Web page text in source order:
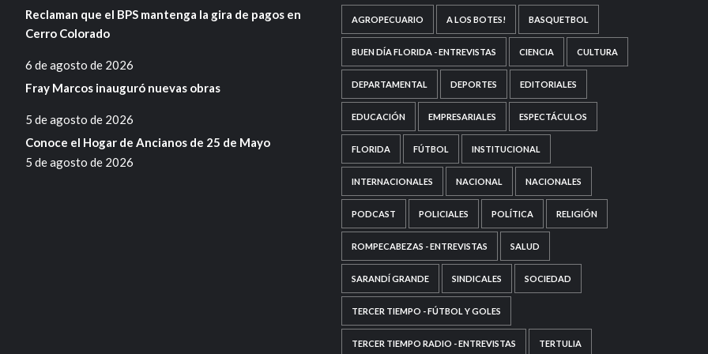
Reclaman que el BPS mantenga la gira de pagos en
Cerro Colorado
6 de agosto de 2026
Fray Marcos inauguró nuevas obras
5 de agosto de 2026
Conoce el Hogar de Ancianos de 25 de Mayo
5 de agosto de 2026
AGROPECUARIO A LOS BOTES! BASQUETBOL
BUEN DÍA FLORIDA - ENTREVISTAS CIENCIA CULTURA
DEPARTAMENTAL DEPORTES EDITORIALES
EDUCACIÓN EMPRESARIALES ESPECTÁCULOS
FLORIDA FÚTBOL INSTITUCIONAL
INTERNACIONALES NACIONAL NACIONALES
PODCAST POLICIALES POLÍTICA RELIGIÓN
ROMPECABEZAS - ENTREVISTAS SALUD
SARANDÍ GRANDE SINDICALES SOCIEDAD
TERCER TIEMPO - FÚTBOL Y GOLES
TERCER TIEMPO RADIO - ENTREVISTAS TERTULIA